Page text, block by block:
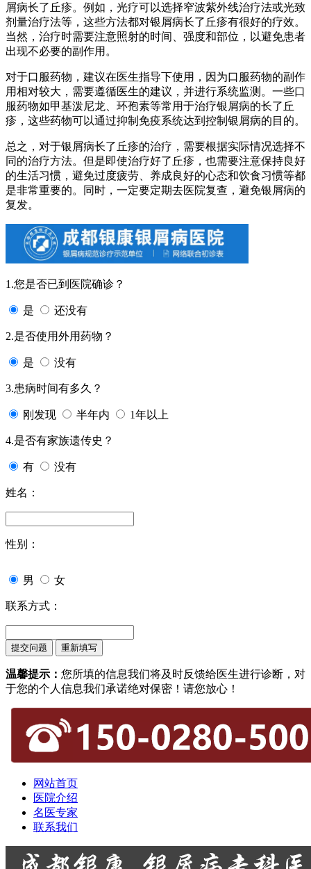
屑病长了丘疹。例如，光疗可以选择窄波紫外线治疗法或光致
剂量治疗法等，这些方法都对银屑病长了丘疹有很好的疗效。
当然，治疗时需要注意照射的时间、强度和部位，以避免患者
出现不必要的副作用。
对于口服药物，建议在医生指导下使用，因为口服药物的副作
用相对较大，需要遵循医生的建议，并进行系统监测。一些口
服药物如甲基泼尼龙、环孢素等常用于治疗银屑病的长了丘
疹，这些药物可以通过抑制免疫系统达到控制银屑病的目的。
总之，对于银屑病长了丘疹的治疗，需要根据实际情况选择不
同的治疗方法。但是即使治疗好了丘疹，也需要注意保持良好
的生活习惯，避免过度疲劳、养成良好的心态和饮食习惯等都
是非常重要的。同时，一定要定期去医院复查，避免银屑病的
复发。
1.您是否已到医院确诊？
是 还没有
2.是否使用外用药物？
是 没有
3.患病时间有多久？
刚发现 半年内 1年以上
4.是否有家族遗传史？
有 没有
姓名：
性别：
男 女
联系方式：
温馨提示： 您所填的信息我们将及时反馈给医生进行诊断，对
于您的个人信息我们承诺绝对保密！请您放心！
网站首页
医院介绍
名医专家
联系我们